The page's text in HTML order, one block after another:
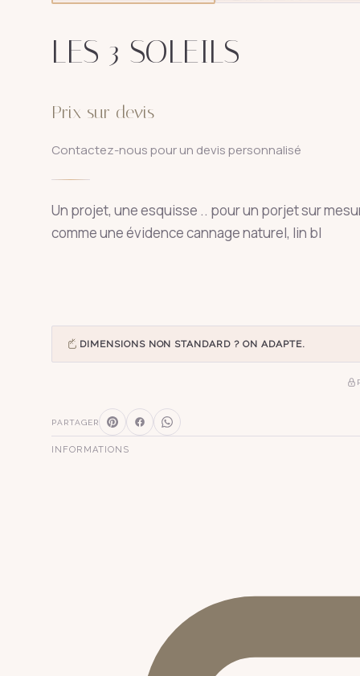
LES 3 SOLEILS
Prix sur devis
Contactez-nous pour un devis personnalisé
Un projet, une esquisse .. pour un porjet sur
comme une évidence cannage naturel, lin bl
DIMENSIONS NON STANDARD ? ON ADAPTE.
PARTAGER
INFORMATIONS